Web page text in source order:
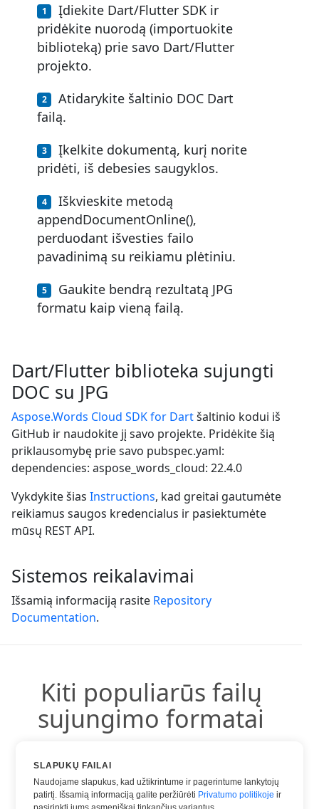
Įdiekite Dart/Flutter SDK ir
pridėkite nuorodą (importuokite
biblioteką) prie savo Dart/Flutter
projekto.
Atidarykite šaltinio DOC Dart
failą.
Įkelkite dokumentą, kurį norite
pridėti, iš debesies saugyklos.
Iškvieskite metodą
appendDocumentOnline(),
perduodant išvesties failo
pavadinimą su reikiamu plėtiniu.
Gaukite bendrą rezultatą JPG
formatu kaip vieną failą.
Dart/Flutter biblioteka sujungti
DOC su JPG
Aspose.Words Cloud SDK for Dartšaltinio kodui iš
GitHub ir naudokite jį savo projekte. Pridėkite šią
priklausomybę prie savo pubspec.yaml:
dependencies: aspose_words_cloud: 22.4.0
Vykdykite šias Instructions, kad greitai gautumėte
reikiamus saugos kredencialus ir pasiektumėte
mūsų REST API.
Sistemos reikalavimai
Išsamią informaciją rasite Repository
Documentation.
Kiti populiarūs failų
sujungimo formatai
Galite naudoti kitus populiarius formatus:
SLAPUKŲ FAILAI
Naudojame slapukus, kad užtikrintume ir pagerintume lankytojų
patirtį. Išsamią informaciją galite peržiūrėti Privatumo politikoje ir